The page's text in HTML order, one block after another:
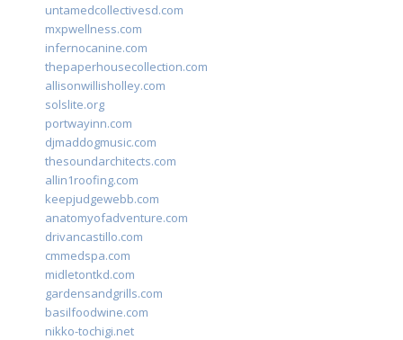
untamedcollectivesd.com
mxpwellness.com
infernocanine.com
thepaperhousecollection.com
allisonwillisholley.com
solslite.org
portwayinn.com
djmaddogmusic.com
thesoundarchitects.com
allin1roofing.com
keepjudgewebb.com
anatomyofadventure.com
drivancastillo.com
cmmedspa.com
midletontkd.com
gardensandgrills.com
basilfoodwine.com
nikko-tochigi.net